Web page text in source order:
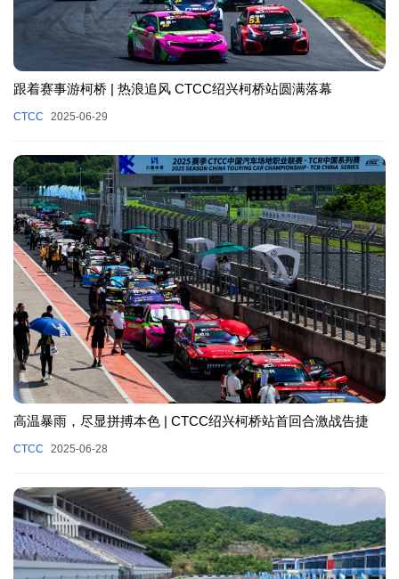
跟着赛事游柯桥 | 热浪追风 CTCC绍兴柯桥站圆满落幕
CTCC 2025-06-29
高温暴雨，尽显拼搏本色 | CTCC绍兴柯桥站首回合激战告捷
CTCC 2025-06-28